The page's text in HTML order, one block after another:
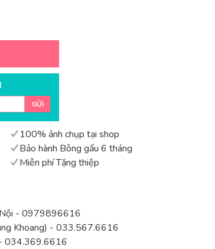
GỬI
100% ảnh chụp tại shop
Bảo hành Bông gấu 6 tháng
Miễn phí Tặng thiệp
Nội - 0979896616
Khoang) - 033.567.6616
034.369.6616